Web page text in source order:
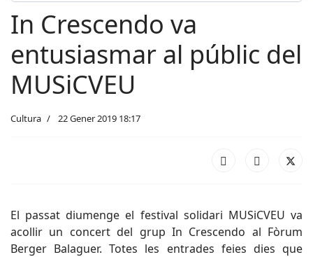
In Crescendo va
entusiasmar al públic del
MUSiCVEU
Cultura 22 Gener 2019 18:17
El passat diumenge el festival solidari MUSiCVEU va
acollir un concert del grup In Crescendo al Fòrum
Berger Balaguer. Totes les entrades feies dies que